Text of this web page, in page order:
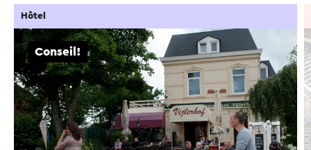
Conseil!
Hôtel